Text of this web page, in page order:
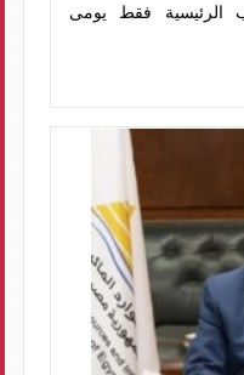
الرئيسية فقط يومى